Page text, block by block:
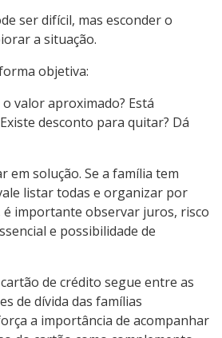
ser difícil, mas esconder o
a situação.
objetiva:
valor aproximado? Está
desconto para quitar? Dá
em solução. Se a família tem
listar todas e organizar por
é importante observar juros, risco
e possibilidade de
de crédito segue entre as
de dívida das famílias
a importância de acompanhar